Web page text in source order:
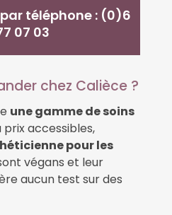
téléphone : (0)6
07 03
chez Calièce ?
une gamme de soins
prix accessibles,
pour les
végans et leur
aucun test sur des